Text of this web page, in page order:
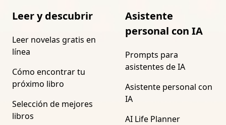
Leer y descubrir
Leer novelas gratis en
línea
Cómo encontrar tu
próximo libro
Selección de mejores
libros
Asistente
personal con IA
Prompts para
asistentes de IA
Asistente personal con
IA
AI Life Planner